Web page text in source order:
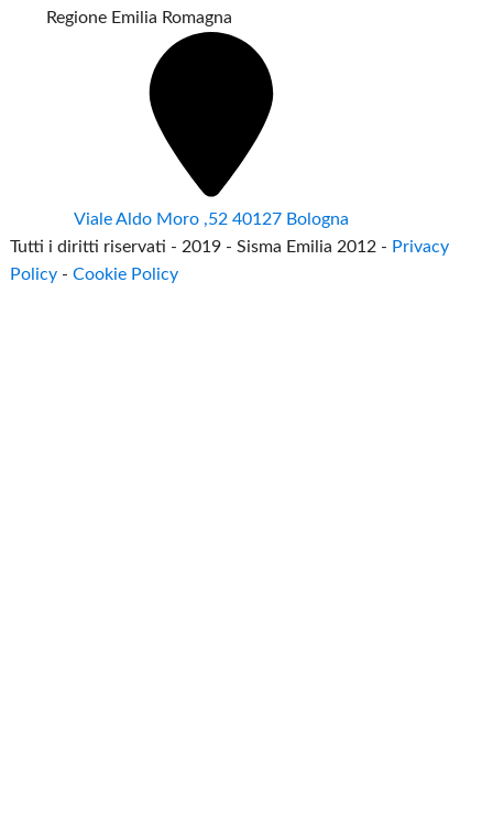
Regione Emilia Romagna
Viale Aldo Moro ,52 40127 Bologna
Tutti i diritti riservati - 2019 - Sisma Emilia 2012 - Privacy
Policy -Cookie Policy